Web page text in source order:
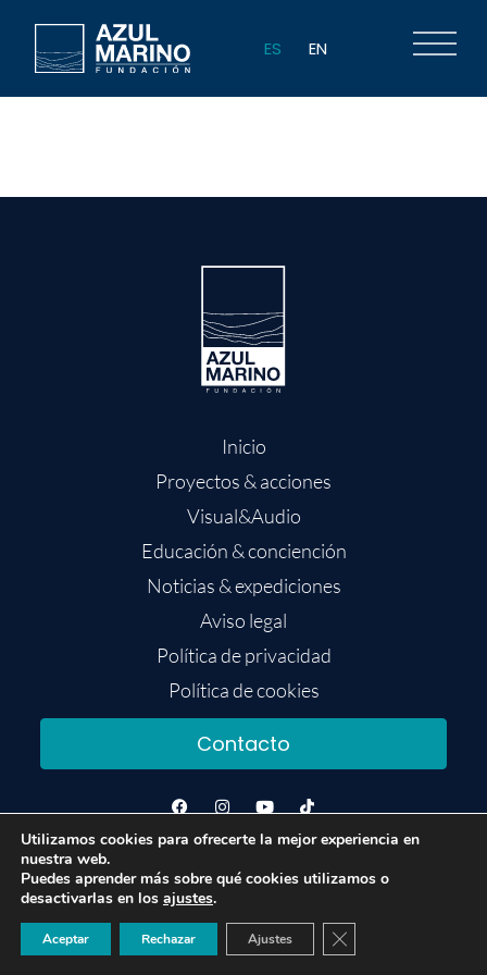
ES EN
Inicio
Proyectos & acciones
Visual&Audio
Educación & conciención
Noticias & expediciones
Aviso legal
Política de privacidad
Política de cookies
Contacto
Utilizamos cookies para ofrecerte la mejor experiencia en
nuestra web.
Puedes aprender más sobre qué cookies utilizamos o
desactivarlas en los ajustes.
Aceptar Rechazar Ajustes Cerrar el banner de